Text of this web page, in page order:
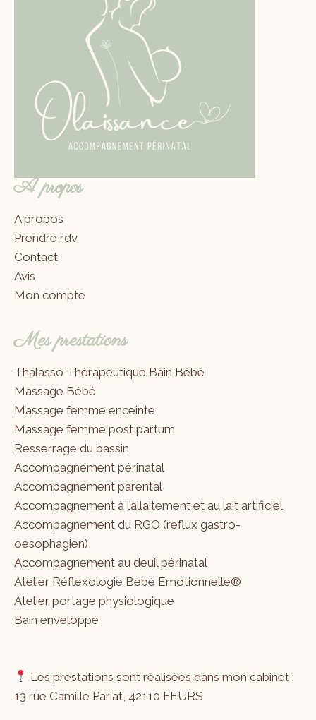
A propos
A propos
Prendre rdv
Contact
Avis
Mon compte
Mes prestations
Thalasso Thérapeutique Bain Bébé
Massage Bébé
Massage femme enceinte
Massage femme post partum
Resserrage du bassin
Accompagnement périnatal
Accompagnement parental
Accompagnement à l’allaitement et au lait artificiel
Accompagnement du RGO (reflux gastro-
oesophagien)
Accompagnement au deuil périnatal
Atelier Réflexologie Bébé Emotionnelle®
Atelier portage physiologique
Bain enveloppé
Les prestations sont réalisées dans mon cabinet :
13 rue Camille Pariat, 42110 FEURS